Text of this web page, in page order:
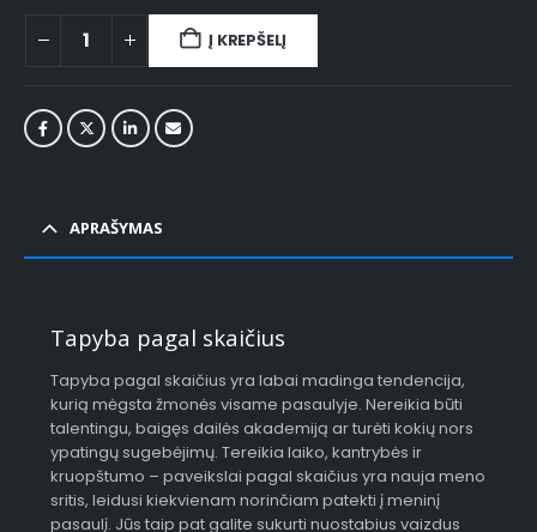
Į KREPŠELĮ
APRAŠYMAS
Tapyba pagal skaičius
Tapyba pagal skaičius yra labai madinga tendencija,
kurią mėgsta žmonės visame pasaulyje. Nereikia būti
talentingu, baigęs dailės akademiją ar turėti kokių nors
ypatingų sugebėjimų. Tereikia laiko, kantrybės ir
kruopštumo – paveikslai pagal skaičius yra nauja meno
sritis, leidusi kiekvienam norinčiam patekti į meninį
pasaulį. Jūs taip pat galite sukurti nuostabius vaizdus